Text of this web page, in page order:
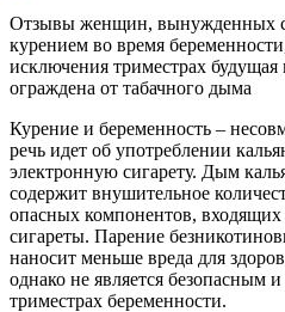
Отзывы женщин, вынужденных
курением во время
исключения триместрах
ограждена от табачного дыма
Курение и беременность –
речь идет об употреблении
электронную сигарету. Дым
содержит внушительное
опасных компонентов,
сигареты. Парение
наносит меньше вреда для
однако не является безопасным
триместрах беременности.